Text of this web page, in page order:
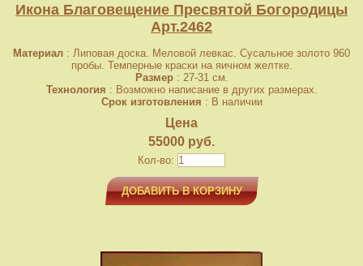
Икона Благовещение Пресвятой Богородицы
Арт.2462
Материал : Липовая доска. Меловой левкас. Сусальное золото 960
пробы. Темперные краски на яичном желтке.
Размер: 27-31 см.
Технология : Возможно написание в других размерах.
Срок изготовления : В наличии
Цена
55000 руб.
Кол-во:
ДОБАВИТЬ В КОРЗИНУ